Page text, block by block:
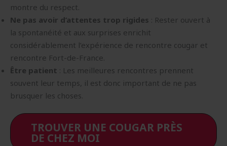
montre du respect.
Ne pas avoir d’attentes trop rigides : Rester ouvert à
la spontanéité et aux surprises enrichit
considérablement l’expérience de rencontre cougar et
rencontre Fort-de-France.
Être patient : Les meilleures rencontres prennent
souvent leur temps, il est donc important de ne pas
brusquer les choses.
TROUVER UNE COUGAR PRÈS
DE CHEZ MOI